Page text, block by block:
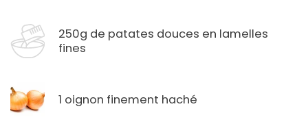
250g de patates douces en lamelles
fines
1 oignon finement haché